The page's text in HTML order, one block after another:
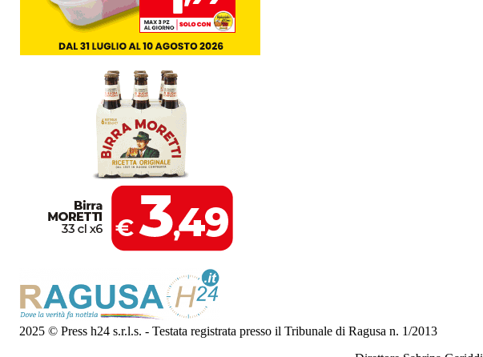
2025 © Press h24 s.r.l.s. - Testata registrata presso il Tribunale di Ragusa n. 1/2013